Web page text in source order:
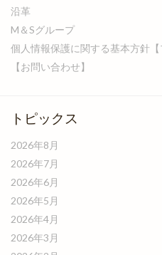
沿革
M＆Sグループ
個人情報保護に関する基本方針【
【お問い合わせ】
トピックス
2026年8月
2026年7月
2026年6月
2026年5月
2026年4月
2026年3月